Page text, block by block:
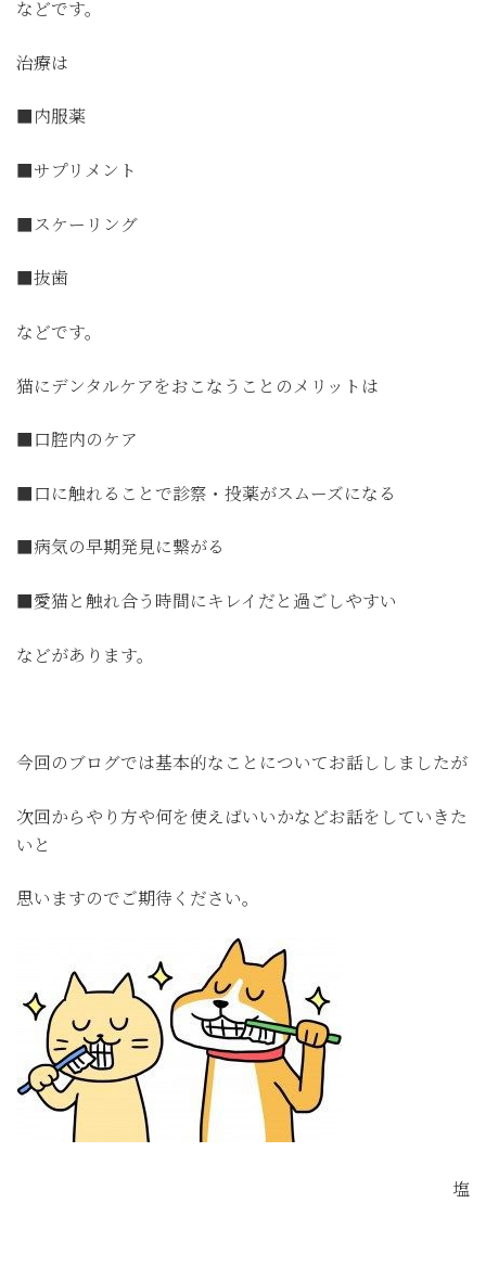
などです。
治療は
■内服薬
■サプリメント
■スケーリング
■抜歯
などです。
猫にデンタルケアをおこなうことのメリットは
■口腔内のケア
■口に触れることで診察・投薬がスムーズになる
■病気の早期発見に繋がる
■愛猫と触れ合う時間にキレイだと過ごしやすい
などがあります。
今回のブログでは基本的なことについてお話ししましたが
次回からやり方や何を使えばいいかなどお話をしていきた
いと
思いますのでご期待ください。
塩